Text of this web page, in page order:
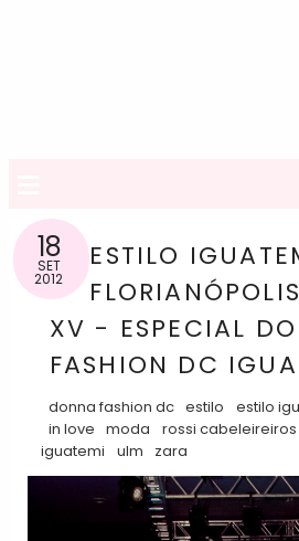
18
SET
2012
ESTILO
XV - ESPECIAL
FASHION DC
donna fashion dc estilo
estilo
in love moda rossi cabeleireiros
iguatemi
ulm zara